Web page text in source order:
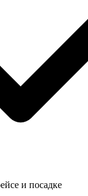
и посадке